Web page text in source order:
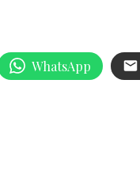
WhatsApp